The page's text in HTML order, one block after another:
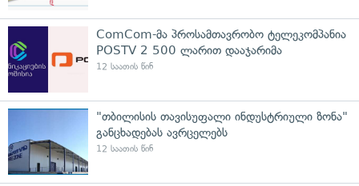
ComCom-მა პროსამთავრობო ტელეკომპანია
POSTV 2 500 ლარით დააჯარიმა
12 საათის წინ
"თბილისის თავისუფალი ინდუსტრიული ზონა"
განცხადებას ავრცელებს
12 საათის წინ